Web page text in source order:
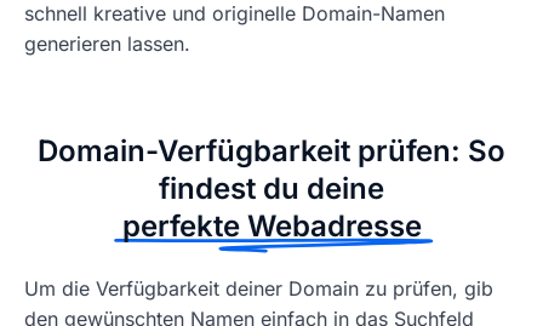
schnell kreative und originelle Domain-Namen
generieren lassen.
Domain-Verfügbarkeit prüfen: So
findest du deine
perfekte Webadresse
Um die Verfügbarkeit deiner Domain zu prüfen, gib
den gewünschten Namen einfach in das Suchfeld